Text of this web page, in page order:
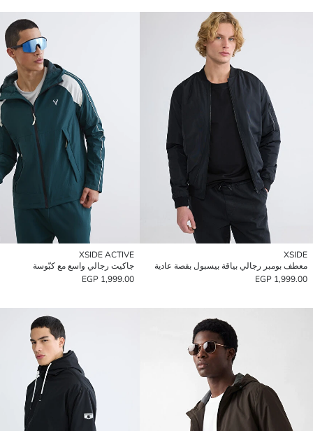
XSIDE
معطف بومبر رجالي بياقة بيسبول بقصة عادية
1,999.00 EGP
XSIDE ACTIVE
جاكيت رجالي واسع مع كبّوسة
1,999.00 EGP